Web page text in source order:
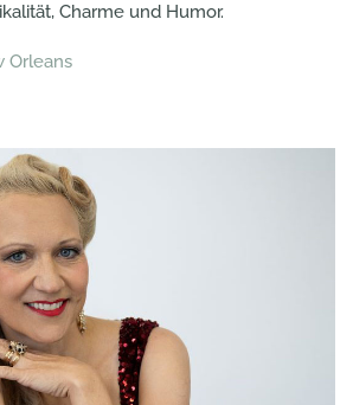
Charme und Humor.
Orleans